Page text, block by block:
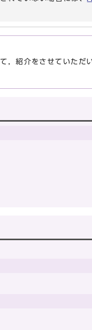
，紹介をさせていただ